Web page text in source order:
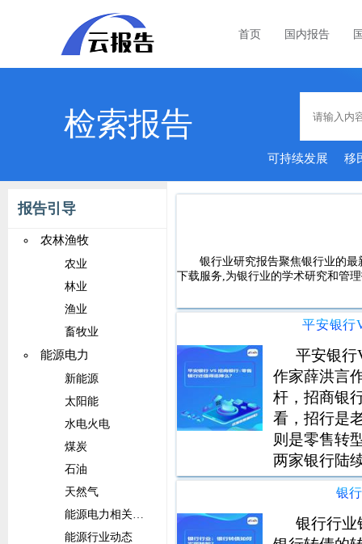
首页 国内报告
检索报告
可持续发展 移
报告引导
农林渔牧
农业
林业
渔业
畜牧业
能源电力
新能源
太阳能
水电火电
煤炭
石油
天然气
能源电力相关设备
能源行业动态
银行业研究报告聚焦银行业的
下载服务,为银行业的学术研究和管
平安银行
作家薛洪言
杆，招商银
看，招行是
则是零售转
两家银行陆
中取得了怎
试图回答两
银
银行行业